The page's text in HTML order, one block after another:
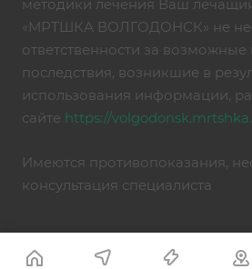
методики лечения Ваш
«МРТШКА ВОЛГОДОНСК» не
ответственности за возможные
последствия, возникшие в
использования информации,
сайте https://
Имеются противопоказания,
консультация специалиста